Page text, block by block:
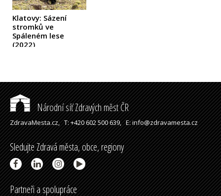
Klatovy: Sázení
stromků ve
Spáleném lese
(2022)
Národní síť Zdravých měst ČR
ZdravaMesta.cz,T: +420 602 500 639,E: info@zdravamesta.cz
Sledujte Zdravá města, obce, regiony
Partneři a spolupráce